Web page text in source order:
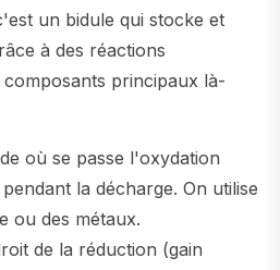
un bidule qui stocke et
à des réactions
principaux là-
où se passe l'oxydation
la décharge. On utilise
ou des métaux.
de la réduction (gain